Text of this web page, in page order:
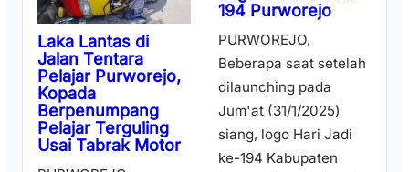
Laka Lantas di
Jalan Tentara
Pelajar Purworejo,
Kopada
Berpenumpang
Pelajar Terguling
Usai Tabrak Motor
194 Purworejo
PURWOREJO,
Beberapa saat setelah
dilaunching pada
Jum'at (31/1/2025)
siang, logo Hari Jadi
ke-194 Kabupaten